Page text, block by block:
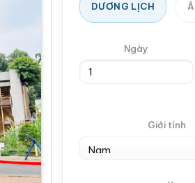
DƯƠNG LỊCH
Ngày
Giới tính